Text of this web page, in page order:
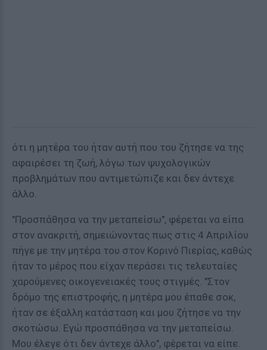
ότι η μητέρα του ήταν αυτή που του ζήτησε να της
αφαιρέσει τη ζωή, λόγω των ψυχολογικών
προβλημάτων που αντιμετώπιζε και δεν άντεχε
άλλο.
"Προσπάθησα να την μεταπείσω", φέρεται να είπα
στον ανακριτή, σημειώνοντας πως στις 4 Απριλίου
πήγε με την μητέρα του στον Κορινό Πιερίας, καθώς
ήταν το μέρος που είχαν περάσει τις τελευταίες
χαρούμενες οικογενειακές τους στιγμές. "Στον
δρόμο της επιστροφής, η μητέρα μου έπαθε σοκ,
ήταν σε έξαλλη κατάσταση και μου ζήτησε να την
σκοτώσω. Εγώ προσπάθησα να την μεταπείσω.
Μου έλεγε ότι δεν άντεχε άλλο", φέρεται να είπε.